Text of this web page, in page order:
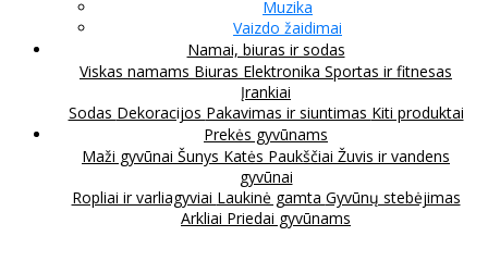
Muzika
Vaizdo žaidimai
Namai, biuras ir sodas
Viskas namams Biuras Elektronika Sportas ir fitnesas
Įrankiai
Sodas Dekoracijos Pakavimas ir siuntimas Kiti produktai
Prekės gyvūnams
Maži gyvūnai Šunys Katės Paukščiai Žuvis ir vandens
gyvūnai
Ropliai ir varliagyviai Laukinė gamta Gyvūnų stebėjimas
Arkliai Priedai gyvūnams